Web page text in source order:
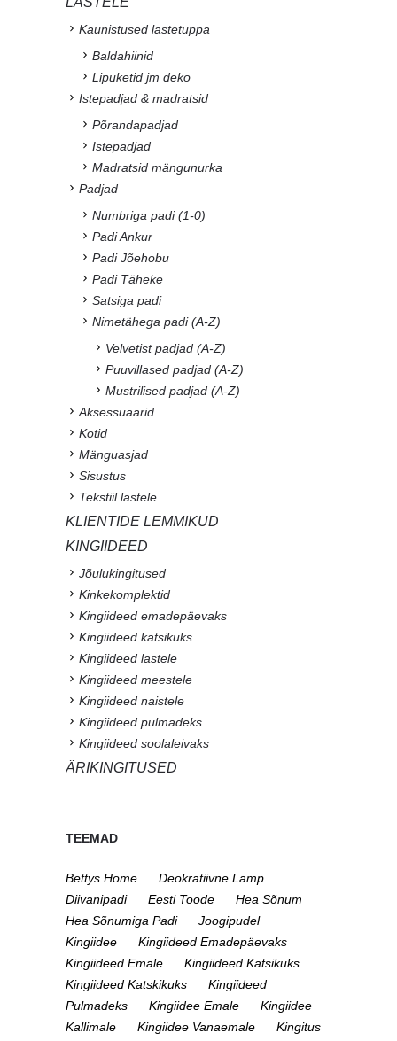
Kaunistused lastetuppa
Baldahiinid
Lipuketid jm deko
Istepadjad & madratsid
Põrandapadjad
Istepadjad
Madratsid mängunurka
Padjad
Numbriga padi (1-0)
Padi Ankur
Padi Jõehobu
Padi Täheke
Satsiga padi
Nimetähega padi (A-Z)
Velvetist padjad (A-Z)
Puuvillased padjad (A-Z)
Mustrilised padjad (A-Z)
Aksessuaarid
Kotid
Mänguasjad
Sisustus
Tekstiil lastele
KLIENTIDE LEMMIKUD
KINGIIDEED
Jõulukingitused
Kinkekomplektid
Kingiideed emadepäevaks
Kingiideed katsikuks
Kingiideed lastele
Kingiideed meestele
Kingiideed naistele
Kingiideed pulmadeks
Kingiideed soolaleivaks
ÄRIKINGITUSED
TEEMAD
Bettys Home
Deokratiivne Lamp
Diivanipadi
Eesti Toode
Hea Sõnum
Hea Sõnumiga Padi
Joogipudel
Kingiidee
Kingiideed Emadepäevaks
Kingiideed Emale
Kingiideed Katsikuks
Kingiideed Katskikuks
Kingiideed
Pulmadeks
Kingiidee Emale
Kingiidee
Kallimale
Kingiidee Vanaemale
Kingitus